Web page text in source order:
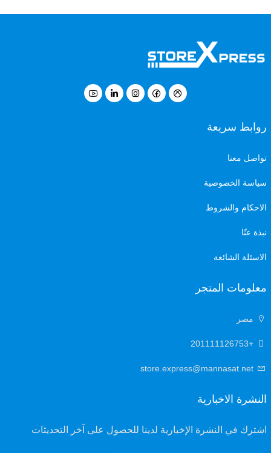
روابط سريعة
تواصل معنا
سياسة الخصوصية
الاحكام والشروط
نبذة عنّا
الاسئلة الشائعة
معلومات المتجر
مصر
+201111126753
النشرة الاخبارية
اشترك في النشرة الإخبارية لدينا للحصول على آخر التحديثات